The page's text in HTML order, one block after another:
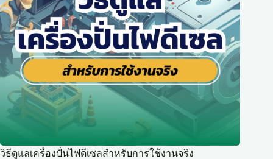
วิธีดูแลเครื่องปั่นไฟดีเซลสำหรับการใช้งานจริง